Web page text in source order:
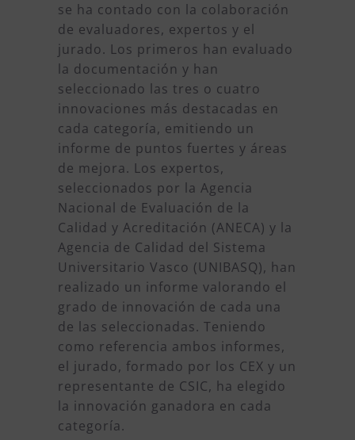
se ha contado con la colaboración
de evaluadores, expertos y el
jurado. Los primeros han evaluado
la documentación y han
seleccionado las tres o cuatro
innovaciones más destacadas en
cada categoría, emitiendo un
informe de puntos fuertes y áreas
de mejora. Los expertos,
seleccionados por la Agencia
Nacional de Evaluación de la
Calidad y Acreditación (ANECA) y la
Agencia de Calidad del Sistema
Universitario Vasco (UNIBASQ), han
realizado un informe valorando el
grado de innovación de cada una
de las seleccionadas. Teniendo
como referencia ambos informes,
el jurado, formado por los CEX y un
representante de CSIC, ha elegido
la innovación ganadora en cada
categoría.